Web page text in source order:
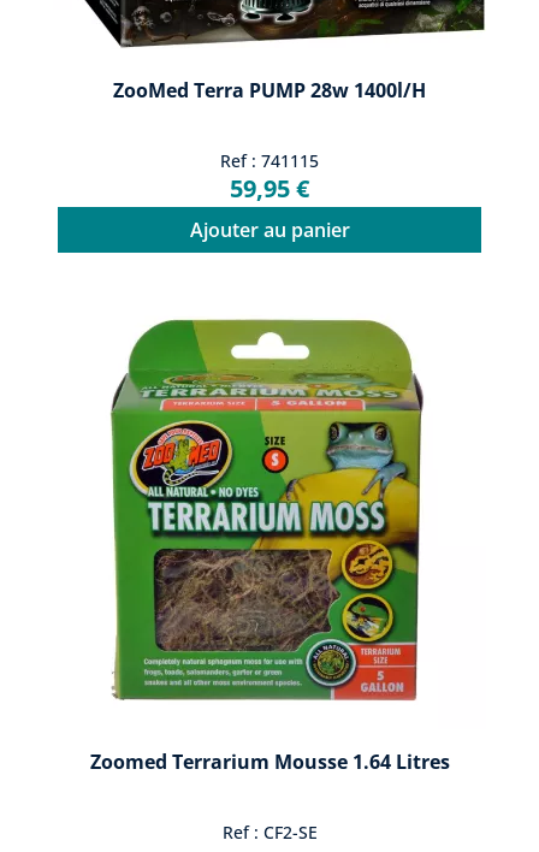
ZooMed Terra PUMP 28w 1400l/h
Ref : 741115
59,95 €
Ajouter au panier
Zoomed Terrarium Mousse 1.64 Litres
Ref : CF2-SE